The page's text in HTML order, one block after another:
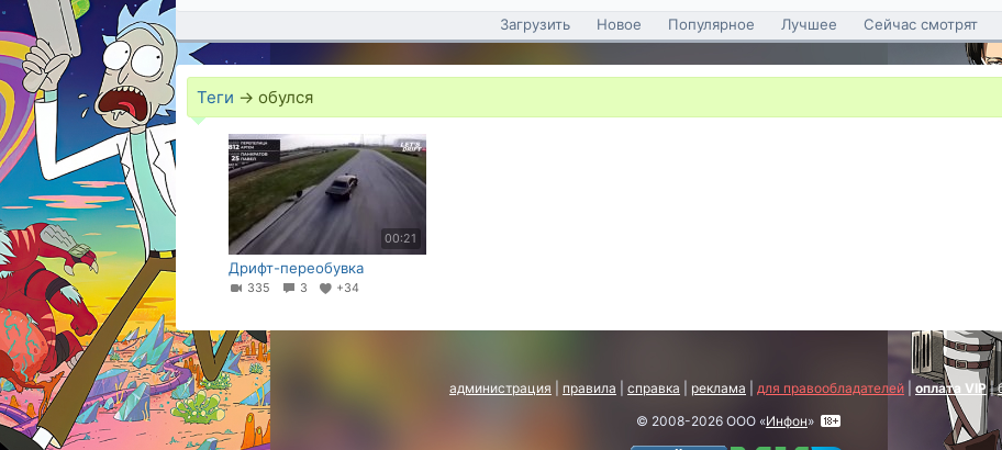
Загрузить Новое Популярное Лучшее Сейчас смотрят
Теги → обулся
00:21
Дрифт-переобувка
335 3 +34
администрация правила справка реклама для правообладателей оплата VIP|
© 2008-2026 ООО «Инфон»